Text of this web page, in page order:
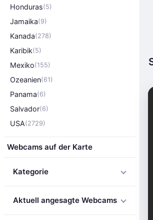
Honduras(5)
Jamaika(9)
Kanada(278)
Karibik(5)
Mexiko(155)
Ozeanien(61)
Panama(6)
Salvador(6)
USA(2729)
Webcams auf der Karte
Kategorie
Aktuell angesagte Webcams